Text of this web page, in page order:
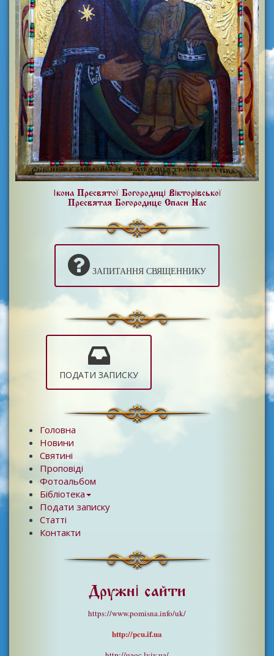
Ікона Пресвятої Богородиці Вікторівської
Пресвятая Богородице Спаси Нас
ЗАПИТАННЯ СВЯЩЕННИКУ
ПОДАТИ ЗАПИСКУ
Головна
Новини
Святині
Проповіді
Фотоальбом
Бібліотека
Подати записку
Статті
Контакти
Дружні сайти
https://www.pomisna.info/uk/
http://pcu.if.ua